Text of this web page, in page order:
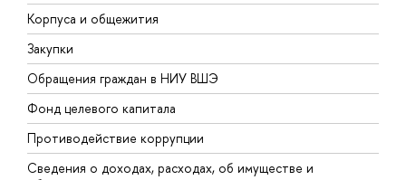
Корпуса и общежития
Закупки
Обращения граждан в НИУ ВШЭ
Фонд целевого капитала
Противодействие коррупции
Сведения о доходах, расходах, об имуществе и